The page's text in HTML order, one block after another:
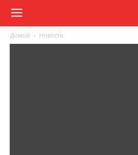
Домой Новости